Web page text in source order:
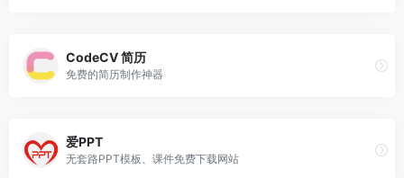
CodeCV 简历
免费的简历制作神器
爱PPT
无套路PPT模板、课件免费下载网站